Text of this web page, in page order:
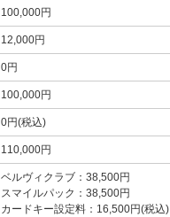
100,000円
12,000円
0円
100,000円
0円(税込)
110,000円
ベルヴィクラブ：38,500円
スマイルパック：38,500円
カードキー設定料：16,500円(税込)